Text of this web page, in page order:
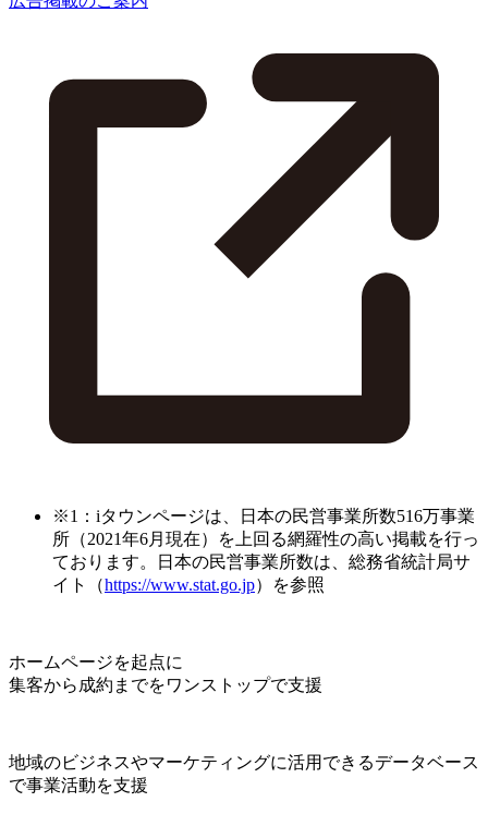
※1：iタウンページは、日本の民営事業所数516万事業
所（2021年6月現在）を上回る網羅性の高い掲載を行っ
ております。日本の民営事業所数は、総務省統計局サ
イト（https://www.stat.go.jp）を参照
ホームページを起点に
集客から成約までをワンストップで支援
地域のビジネスやマーケティングに活用できるデータベース
で事業活動を支援